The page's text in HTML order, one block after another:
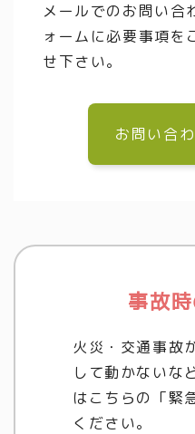
メールでのお問い合
ォームに必要事項を
せ下さい。
お問い合
事故
火災・交通事故
して動かないな
はこちらの「緊
ください。